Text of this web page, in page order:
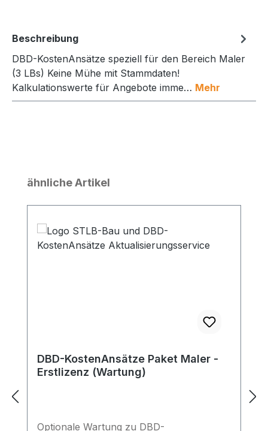
Beschreibung
DBD-KostenAnsätze speziell für den Bereich Maler
(3 LBs) Keine Mühe mit Stammdaten!
Kalkulationswerte für Angebote imme… Mehr
Produktgalerie überspringen
ähnliche Artikel
DBD-KostenAnsätze Paket Maler -
Erstlizenz (Wartung)
Optionale Wartung zu DBD-